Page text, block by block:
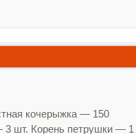
кочерыжка — 150
шт. Корень петрушки — 1